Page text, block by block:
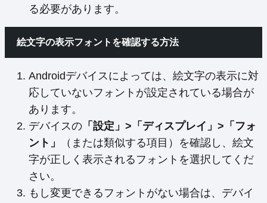
る必要があります。
絵文字の表示フォントを確認する方法
Androidデバイスによっては、絵文字の表示に対
応していないフォントが設定されている場合が
あります。
デバイスの 「設定」>「ディスプレイ」>「フォ
ント」
（または類似する項目）を確認し、絵文
字が正しく表示されるフォントを選択してくだ
さい。
もし変更できるフォントがない場合は、デバイ